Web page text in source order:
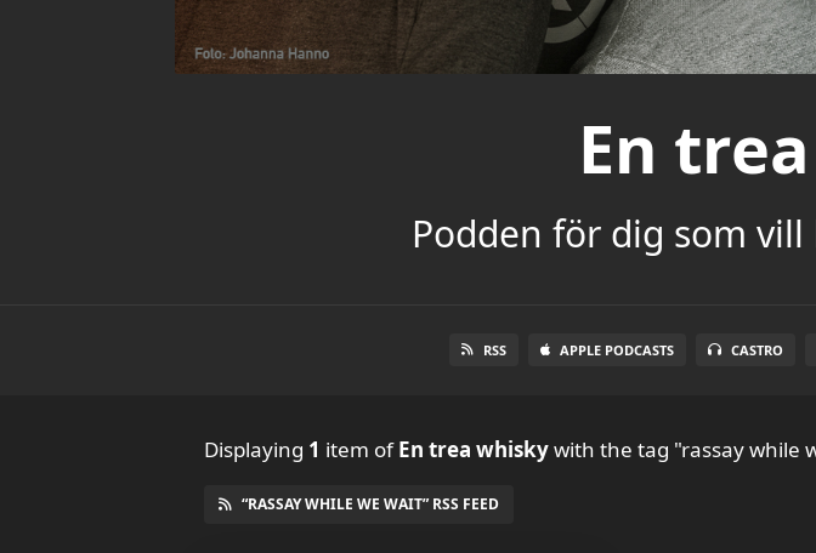
En
Podden för dig som
RSS APPLE PODCASTS CASTRO
Displaying 1 item ofEn trea whiskywith the tag "rassay while
“RASSAY WHILE WE WAIT” RSS FEED